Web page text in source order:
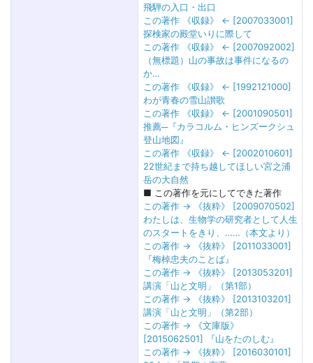
飛騨の入口・出口
この著作 《収録》 ← [2007033001]
探検家の殿堂いりに際して
この著作 《収録》 ← [2007092002]
（無標題）山の事故は事件になるの
か…
この著作 《収録》 ← [1992121000]
わが青春の雪山讃歌
この著作 《収録》 ← [2001090501]
推薦─『カラコルム・ヒンズークシュ
登山地図』
この著作 《収録》 ← [2002010601]
22世紀まで持ち越してほしい宮之浦
岳の大自然
■ この著作を元にしてできた著作
この著作 → 《抜粋》 [2009070502]
わたしは、生物学の研究者として人生
のスタートをきり、……（本文より）
この著作 → 《抜粋》 [2011033001]
『梅棹忠夫のことば』
この著作 → 《抜粋》 [2013053201]
講演「山と文明」（第1部）
この著作 → 《抜粋》 [2013103201]
講演「山と文明」（第2部）
この著作 → 《文庫版》
[2015062501] 『山をたのしむ』
この著作 → 《抜粋》 [2016030101]